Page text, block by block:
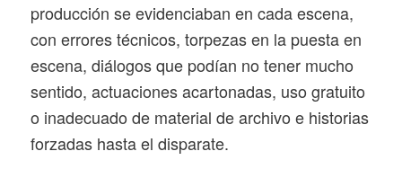
producción se evidenciaban en cada escena,
con errores técnicos, torpezas en la puesta en
escena, diálogos que podían no tener mucho
sentido, actuaciones acartonadas, uso gratuito
o inadecuado de material de archivo e historias
forzadas hasta el disparate.